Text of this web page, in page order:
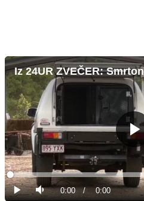
Iz 24UR ZVEČER:
Predvajaj
Tiho Current
0:00 / Duration
0:00
Loaded:
0%